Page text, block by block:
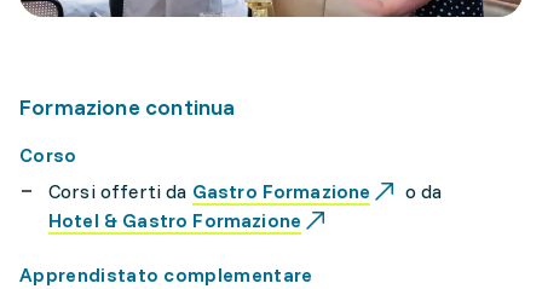
Formazione continua
Corso
Corsi offerti da Gastro Formazione
o da
Hotel & Gastro Formazione
Apprendistato complementare